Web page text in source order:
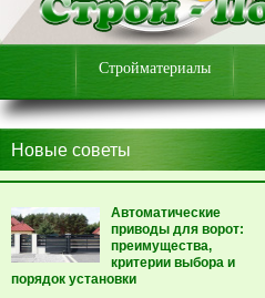
Стройматериалы
Новые советы
Автоматические
приводы для ворот:
преимущества,
критерии выбора и
порядок установки